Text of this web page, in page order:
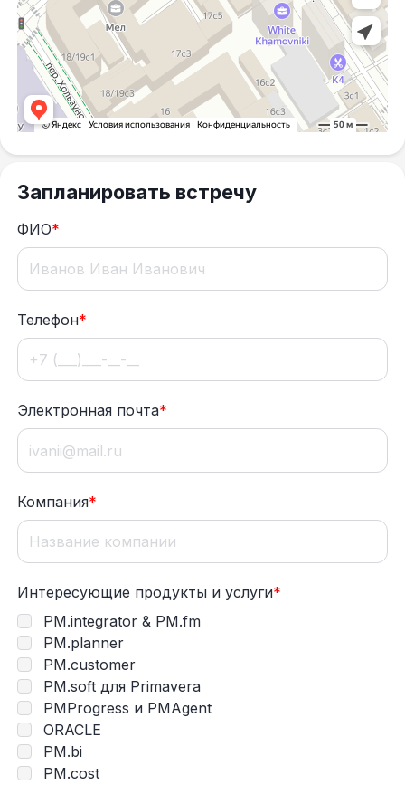
Запланировать встречу
ФИО*
Телефон*
Электронная почта*
Компания*
Интересующие продукты и услуги*
PM.integrator & PM.fm
PM.planner
PM.customer
PM.soft для Primavera
PMProgress и PMAgent
ORACLE
PM.bi
PM.cost